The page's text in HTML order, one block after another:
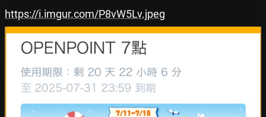
https://i.imgur.com/P8vW5Lv.jpeg